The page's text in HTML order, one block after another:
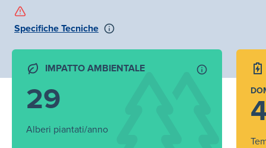
Specifiche Tecniche
IMPATTO AMBIENTALE
29
Alberi piantati/anno